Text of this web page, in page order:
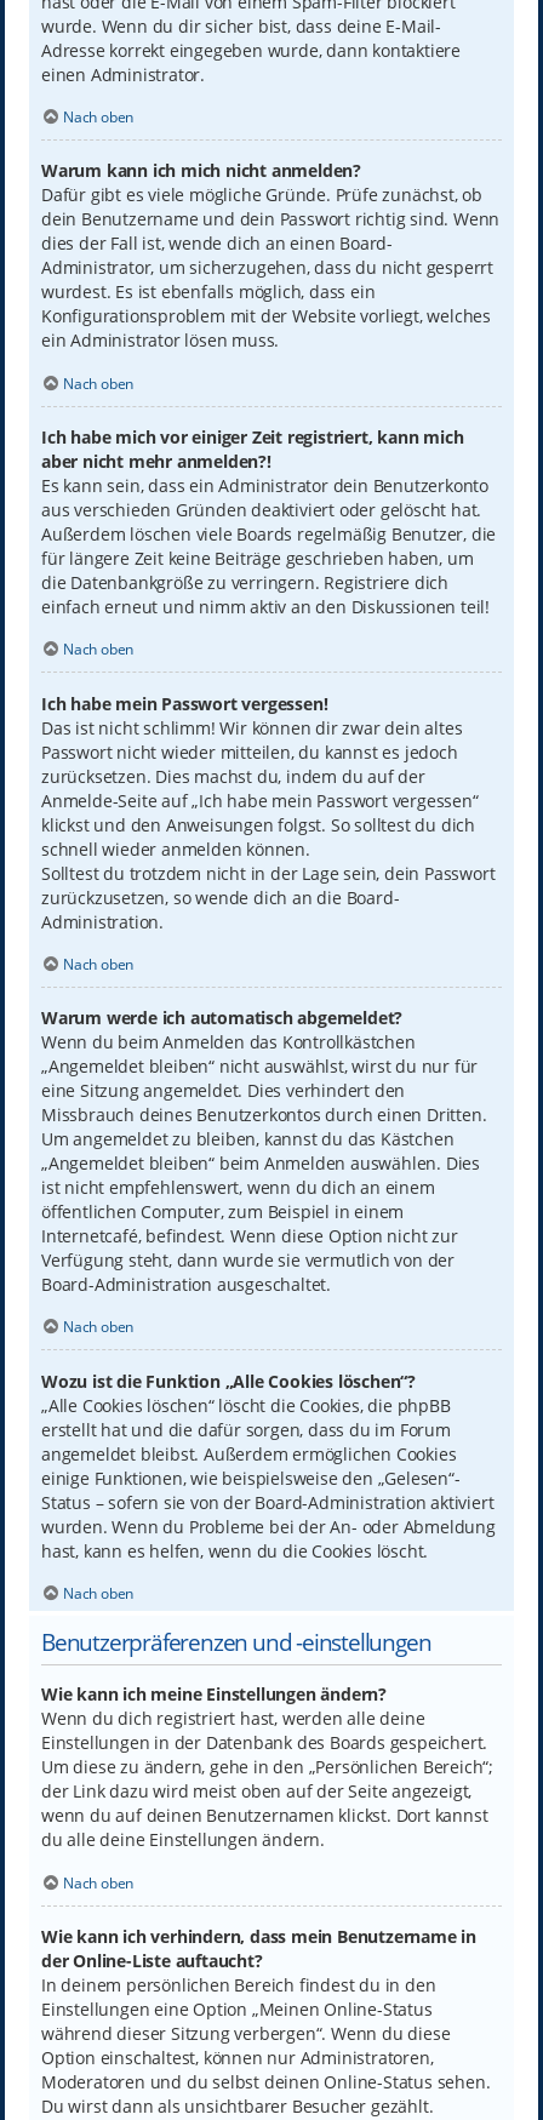
wurde. Wenn du dir sicher bist, dass deine E-Mail-
Adresse korrekt eingegeben wurde, dann kontaktiere
einen Administrator.
Nach oben
Warum kann ich mich nicht anmelden?
Dafür gibt es viele mögliche Gründe. Prüfe zunächst, ob
dein Benutzername und dein Passwort richtig sind. Wenn
dies der Fall ist, wende dich an einen Board-
Administrator, um sicherzugehen, dass du nicht gesperrt
wurdest. Es ist ebenfalls möglich, dass ein
Konfigurationsproblem mit der Website vorliegt, welches
ein Administrator lösen muss.
Nach oben
Ich habe mich vor einiger Zeit registriert, kann mich
aber nicht mehr anmelden?!
Es kann sein, dass ein Administrator dein Benutzerkonto
aus verschieden Gründen deaktiviert oder gelöscht hat.
Außerdem löschen viele Boards regelmäßig Benutzer, die
für längere Zeit keine Beiträge geschrieben haben, um
die Datenbankgröße zu verringern. Registriere dich
einfach erneut und nimm aktiv an den Diskussionen teil!
Nach oben
Ich habe mein Passwort vergessen!
Das ist nicht schlimm! Wir können dir zwar dein altes
Passwort nicht wieder mitteilen, du kannst es jedoch
zurücksetzen. Dies machst du, indem du auf der
Anmelde-Seite auf „Ich habe mein Passwort vergessen“
klickst und den Anweisungen folgst. So solltest du dich
schnell wieder anmelden können.
Solltest du trotzdem nicht in der Lage sein, dein Passwort
zurückzusetzen, so wende dich an die Board-
Administration.
Nach oben
Warum werde ich automatisch abgemeldet?
Wenn du beim Anmelden das Kontrollkästchen
„Angemeldet bleiben“ nicht auswählst, wirst du nur für
eine Sitzung angemeldet. Dies verhindert den
Missbrauch deines Benutzerkontos durch einen Dritten.
Um angemeldet zu bleiben, kannst du das Kästchen
„Angemeldet bleiben“ beim Anmelden auswählen. Dies
ist nicht empfehlenswert, wenn du dich an einem
öffentlichen Computer, zum Beispiel in einem
Internetcafé, befindest. Wenn diese Option nicht zur
Verfügung steht, dann wurde sie vermutlich von der
Board-Administration ausgeschaltet.
Nach oben
Wozu ist die Funktion „Alle Cookies löschen“?
„Alle Cookies löschen“ löscht die Cookies, die phpBB
erstellt hat und die dafür sorgen, dass du im Forum
angemeldet bleibst. Außerdem ermöglichen Cookies
einige Funktionen, wie beispielsweise den „Gelesen“-
Status – sofern sie von der Board-Administration aktiviert
wurden. Wenn du Probleme bei der An- oder Abmeldung
hast, kann es helfen, wenn du die Cookies löscht.
Nach oben
Benutzerpräferenzen und -einstellungen
Wie kann ich meine Einstellungen ändern?
Wenn du dich registriert hast, werden alle deine
Einstellungen in der Datenbank des Boards gespeichert.
Um diese zu ändern, gehe in den „Persönlichen Bereich“;
der Link dazu wird meist oben auf der Seite angezeigt,
wenn du auf deinen Benutzernamen klickst. Dort kannst
du alle deine Einstellungen ändern.
Nach oben
Wie kann ich verhindern, dass mein Benutzername in
der Online-Liste auftaucht?
In deinem persönlichen Bereich findest du in den
Einstellungen eine Option „Meinen Online-Status
während dieser Sitzung verbergen“. Wenn du diese
Option einschaltest, können nur Administratoren,
Moderatoren und du selbst deinen Online-Status sehen.
Du wirst dann als unsichtbarer Besucher gezählt.